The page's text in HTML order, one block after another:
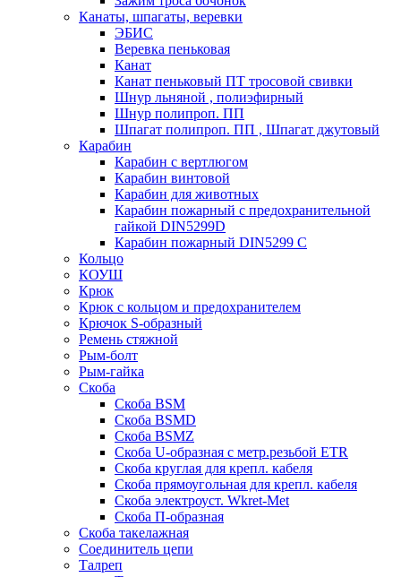
Канаты, шпагаты, веревки
ЭБИС
Веревка пеньковая
Канат
Канат пеньковый ПТ тросовой свивки
Шнур льняной , полиэфирный
Шнур полипроп. ПП
Шпагат полипроп. ПП , Шпагат джутовый
Карабин
Карабин c вертлюгом
Карабин винтовой
Карабин для животных
Карабин пожарный c предохранительной
гайкой DIN5299D
Карабин пожарный DIN5299 C
Кольцо
КОУШ
Крюк
Крюк с кольцом и предохранителем
Крючок S-образный
Ремень стяжной
Рым-болт
Рым-гайка
Скоба
Скоба BSM
Скоба BSMD
Скоба BSMZ
Скоба U-образная с метр.резьбой ETR
Скоба круглая для крепл. кабеля
Скоба прямоугольная для крепл. кабеля
Скоба электроуст. Wkret-Met
Скоба П-образная
Скоба такелажная
Соединитель цепи
Талреп